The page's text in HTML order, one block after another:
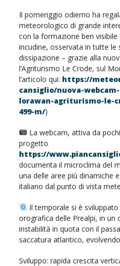
Il pomeriggio odierno ha
meteorologico di grande
con la formazione ben
incudine, osservata in tutte le
dissipazione – grazie alla
l’Agriturismo Le Crode, sul
l’articolo qui: https://
cansiglio/nuova-
lorawan-agriturismo-le-
499-m/)
La webcam, attiva da
progetto
https://
documenta il microclima del
una delle aree più dinamiche
italiano dal punto di vista
Il temporale si è
orografica delle Prealpi, in un
instabilità in quota con il
saccatura atlantico,
Sviluppo: rapida crescita